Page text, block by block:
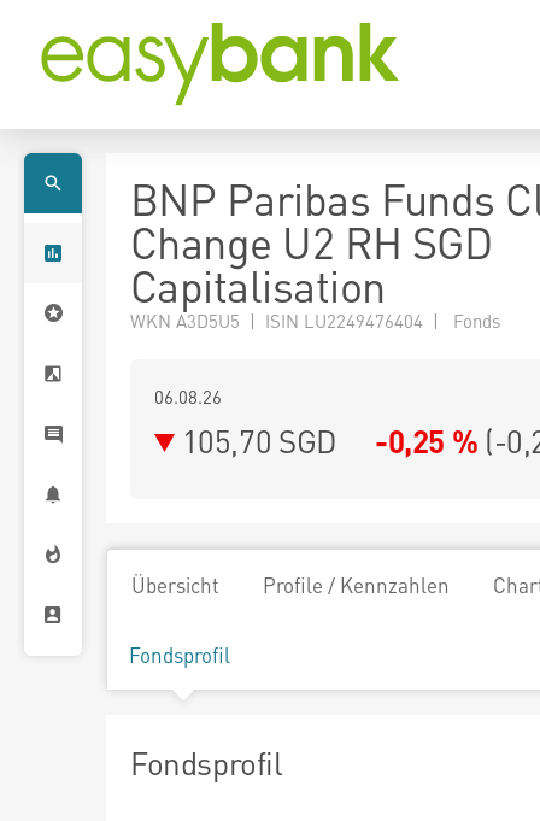
BNP Paribas Funds
Change U2 RH SGD
Capitalisation
WKN A3D5U5 | ISIN LU2249476404 | Fonds
06.08.26
105,70 SGD -0,25 % (-
Übersicht Profile / Kennzahlen
Fondsprofil
Fondsprofil